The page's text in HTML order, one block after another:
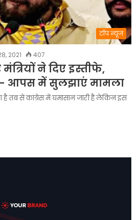
टॉप न्यूज
2021 407
ने दिए इस्तीफे,
आपस में सुलझाएं मामला
तब से कांग्रेस में घमासान जारी है लेकिन इस